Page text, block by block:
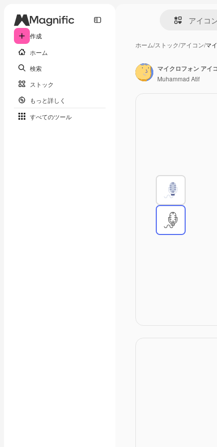
作成
ホーム
検索
ストック
もっと詳しく
すべてのツール
ホーム/ストック/アイコン/マ
マイクロフォン アイ
Muhammad Atif